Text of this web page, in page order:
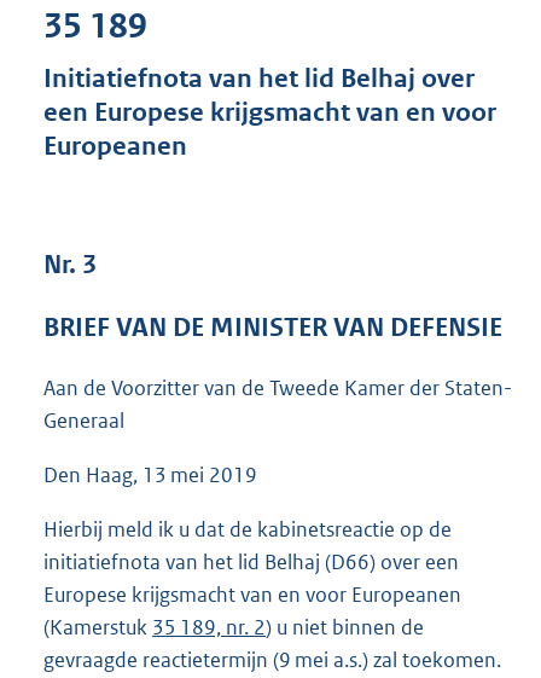
d
s
g
3
b
35 189
Initiatiefnota van het lid Belhaj over
een Europese krijgsmacht van en voor
Europeanen
Nr. 3
BRIEF VAN DE MINISTER VAN DEFENSIE
Aan de Voorzitter van de Tweede Kamer der Staten-
Generaal
Den Haag, 13 mei 2019
Hierbij meld ik u dat de kabinetsreactie op de
initiatiefnota van het lid Belhaj (D66) over een
Europese krijgsmacht van en voor Europeanen
(Kamerstuk 35 189, nr. 2) u niet binnen de
gevraagde reactietermijn (9 mei a.s.) zal toekomen.